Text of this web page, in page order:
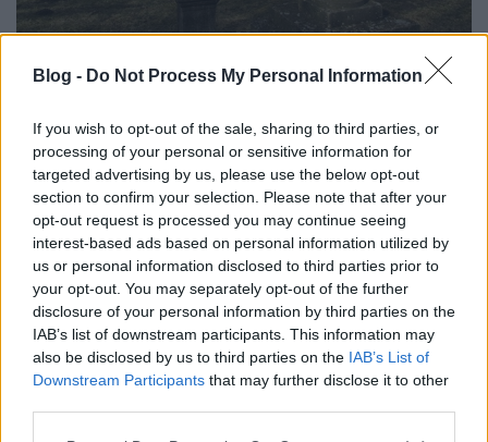
Blog - Do Not Process My Personal Information
If you wish to opt-out of the sale, sharing to third parties, or
processing of your personal or sensitive information for
targeted advertising by us, please use the below opt-out
section to confirm your selection. Please note that after your
opt-out request is processed you may continue seeing
interest-based ads based on personal information utilized by
us or personal information disclosed to third parties prior to
your opt-out. You may separately opt-out of the further
disclosure of your personal information by third parties on the
IAB’s list of downstream participants. This information may
also be disclosed by us to third parties on the IAB’s List of
Downstream Participants that may further disclose it to other
A díszudvarral átellenes oldal felől nyílik az igazán
látványos kilátás: a neobarokk terasz lépcsőzete a
Mágocs-ér túlpartján folytatódik a kert, ahol egy kis
pavilon áll.